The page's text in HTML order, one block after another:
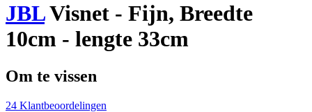
JBLVisnet - Fijn, Breedte
10cm - lengte 33cm
Om te vissen
24 Klantbeoordelingen